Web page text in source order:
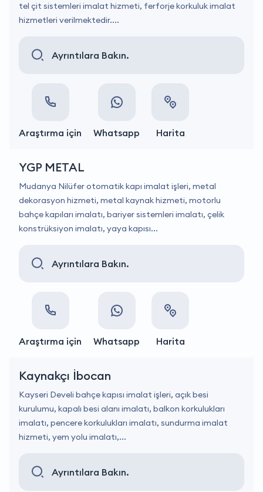
tel çit sistemleri imalat hizmeti, ferforje korkuluk imalat
hizmetleri verilmektedir....
Ayrıntılara Bakın.
Araştırma için Whatsapp Harita
YGP METAL
Mudanya Nilüfer otomatik kapı imalat işleri, metal
dekorasyon hizmeti, metal kaynak hizmeti, motorlu
bahçe kapıları imalatı, bariyer sistemleri imalatı, çelik
konstrüksiyon imalatı, yaya kapısı...
Ayrıntılara Bakın.
Araştırma için Whatsapp Harita
Kaynakçı İbocan
Kayseri Develi bahçe kapısı imalat işleri, açık besi
kurulumu, kapalı besi alanı imalatı, balkon korkulukları
imalatı, pencere korkulukları imalatı, sundurma imalat
hizmeti, yem yolu imalatı,...
Ayrıntılara Bakın.